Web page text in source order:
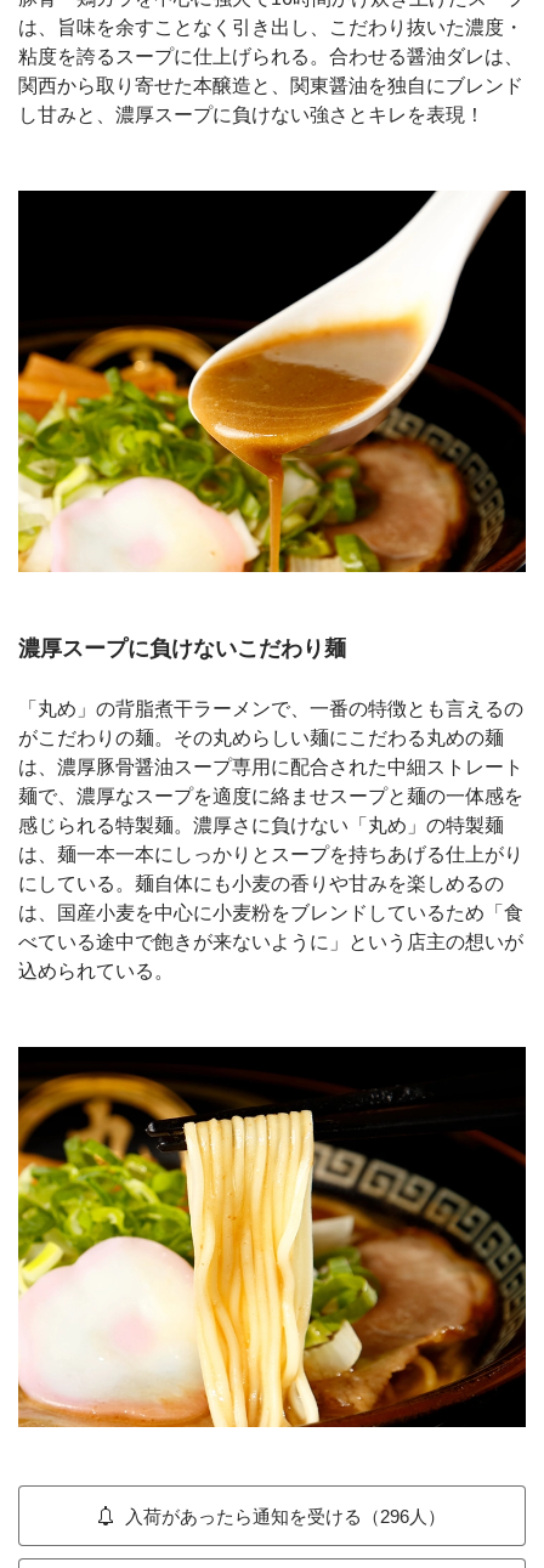
は、旨味を余すことなく引き出し、こだわり抜いた濃度・
粘度を誇るスープに仕上げられる。合わせる醤油ダレは、
関西から取り寄せた本醸造と、関東醤油を独自にブレンド
し甘みと、濃厚スープに負けない強さとキレを表現！
濃厚スープに負けないこだわり麺
「丸め」の背脂煮干ラーメンで、一番の特徴とも言えるの
がこだわりの麺。その丸めらしい麺にこだわる丸めの麺
は、濃厚豚骨醤油スープ専用に配合された中細ストレート
麺で、濃厚なスープを適度に絡ませスープと麺の一体感を
感じられる特製麺。濃厚さに負けない「丸め」の特製麺
は、麺一本一本にしっかりとスープを持ちあげる仕上がり
にしている。麺自体にも小麦の香りや甘みを楽しめるの
は、国産小麦を中心に小麦粉をブレンドしているため「食
べている途中で飽きが来ないように」という店主の想いが
込められている。
入荷があったら通知を受ける（296人）